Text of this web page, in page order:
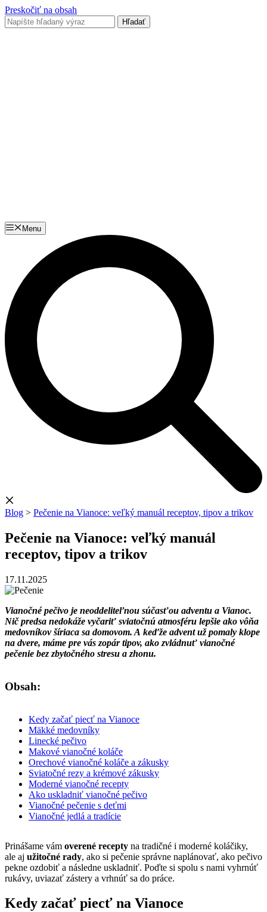
Preskočiť na obsah
Menu
Blog > Pečenie na Vianoce: veľký manuál receptov, tipov a trikov
Pečenie na Vianoce: veľký manuál
receptov, tipov a trikov
17.11.2025
Vianočné pečivo je neoddeliteľnou súčasťou adventu a Vianoc.
Nič predsa nedokáže vyčariť sviatočnú atmosféru lepšie ako vôňa
medovníkov šíriaca sa domovom. A keďže advent už pomaly klope
na dvere, máme pre vás zopár tipov, ako zvládnuť vianočné
pečenie bez zbytočného stresu a zhonu.
Obsah:
Kedy začať piecť na Vianoce
Mäkké medovníky
Linecké pečivo
Makové vianočné koláče
Orechové vianočné koláče a zákusky
Sviatočné rezy a krémové zákusky
Moderné vianočné recepty
Ako uskladniť vianočné pečivo
Vianočné pečenie s deťmi
Vianočné jedlá a tradície
Prinášame vám overené recepty na tradičné i moderné koláčiky,
ale aj užitočné rady, ako si pečenie správne naplánovať, ako pečivo
pekne ozdobiť a následne uskladniť. Poďte si spolu s nami vyhrnúť
rukávy, uviazať zástery a vrhnúť sa do práce.
Kedy začať piecť na Vianoce